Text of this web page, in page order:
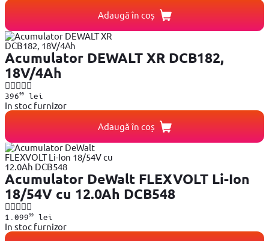
Adaugă în coș
Acumulator DEWALT XR DCB182,
18V/4Ah
39699lei
In stoc furnizor
Adaugă în coș
Acumulator DeWalt FLEXVOLT Li-Ion
18/54V cu 12.0Ah DCB548
1.09999lei
In stoc furnizor